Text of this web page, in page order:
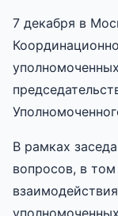
7 декабря в
В рамках
вопросов, в